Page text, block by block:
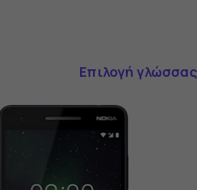
Επιλογή γλώσσας